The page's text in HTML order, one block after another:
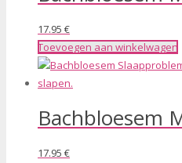
17.95 €
Toevoegen aan winkelwagen
Bachbloesem
17.95 €